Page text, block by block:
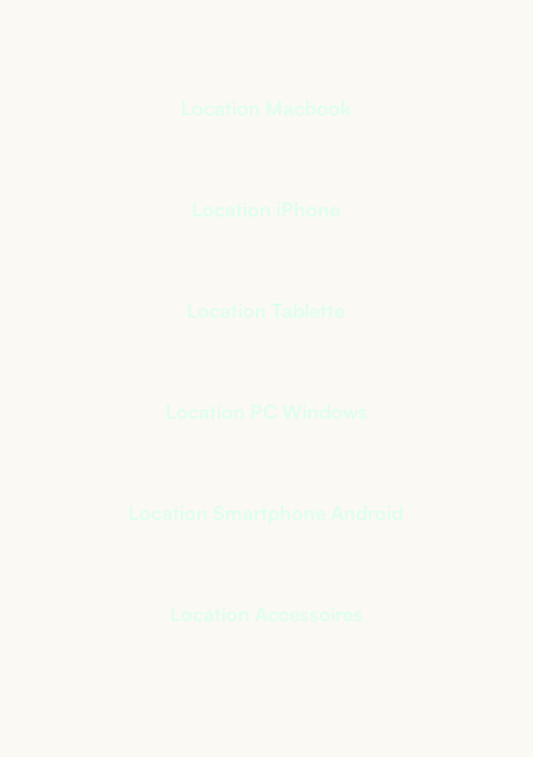
Location Macbook
Location iPhone
Location Tablette
Location PC Windows
Location Smartphone Android
Location Accessoires